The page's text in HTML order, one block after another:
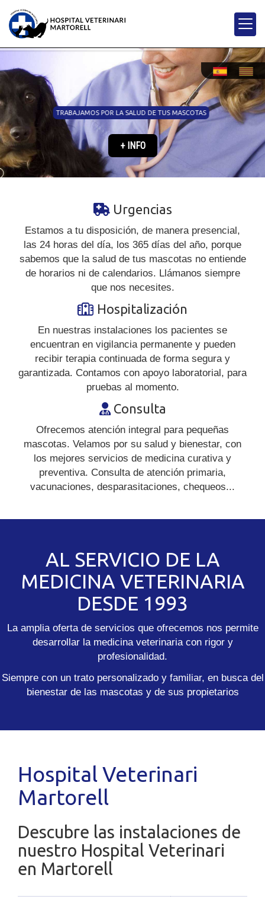
TRABAJAMOS POR LA SALUD DE TUS MASCOTAS
+ INFO
Veterinario 24
Urgencias
Estamos a tu disposición, de manera presencial,
las 24 horas del día, los 365 días del año, porque
sabemos que la salud de tus mascotas no entiende
de horarios ni de calendarios. Llámanos siempre
que nos necesites.
Hospitalización
En nuestras instalaciones los pacientes se
encuentran en vigilancia permanente y pueden
recibir terapia continuada de forma segura y
garantizada. Contamos con apoyo laboratorial, para
pruebas al momento.
Consulta
Ofrecemos atención integral para pequeñas
mascotas. Velamos por su salud y bienestar, con
los mejores servicios de medicina curativa y
preventiva. Consulta de atención primaria,
vacunaciones, desparasitaciones, chequeos...
AL SERVICIO DE LA
MEDICINA VETERINARIA
DESDE 1993
La amplia oferta de servicios que ofrecemos nos permite
desarrollar la medicina veterinaria con rigor y
profesionalidad.
Siempre con un trato personalizado y familiar, en busca del
bienestar de las mascotas y de sus propietarios
Hospital Veterinari
Martorell
Descubre las instalaciones de
nuestro Hospital Veterinari
en Martorell